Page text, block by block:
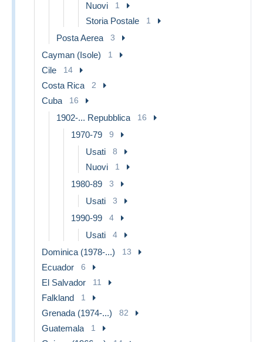
Nuovi 1
Storia Postale 1
Posta Aerea 3
Cayman (Isole) 1
Cile 14
Costa Rica 2
Cuba 16
1902-... Repubblica 16
1970-79 9
Usati 8
Nuovi 1
1980-89 3
Usati 3
1990-99 4
Usati 4
Dominica (1978-...) 13
Ecuador 6
El Salvador 11
Falkland 1
Grenada (1974-...) 82
Guatemala 1